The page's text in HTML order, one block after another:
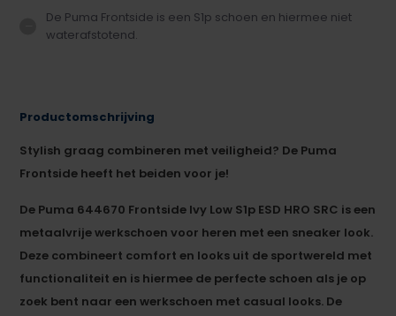
De Puma Frontside is een S1p schoen en hiermee niet
waterafstotend.
Productomschrijving
Stylish graag combineren met veiligheid? De Puma
Frontside heeft het beiden voor je!
De Puma 644670 Frontside Ivy Low S1p ESD HRO SRC is een
metaalvrije werkschoen voor heren met een sneaker look.
Deze combineert comfort en looks uit de sportwereld met
functionaliteit en is hiermee de perfecte schoen als je op
zoek bent naar een werkschoen met casual looks. De